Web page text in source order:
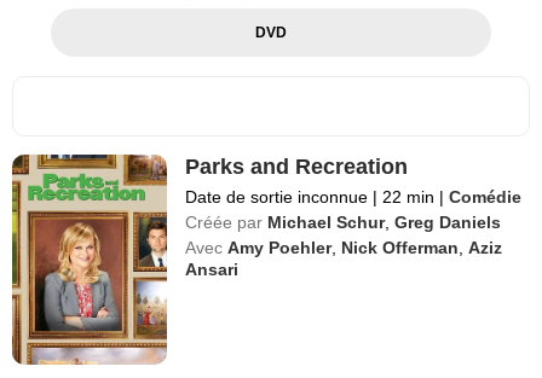
DVD
Parks and Recreation
Date de sortie inconnue | 22 min | Comédie
Créée par Michael Schur,Greg Daniels
Avec Amy Poehler, Nick Offerman ,Aziz
Ansari